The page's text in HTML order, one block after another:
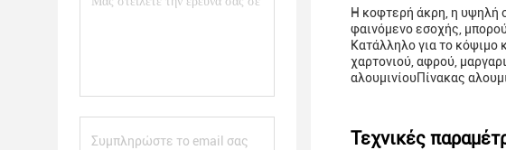
Η κοφτερή άκρη, η υψηλή
φαινόμενο εσοχής,
Κατάλληλο για το κόψιμο
χαρτονιού, αφρού,
αλουμινίουΠίνακας
Τεχνικές